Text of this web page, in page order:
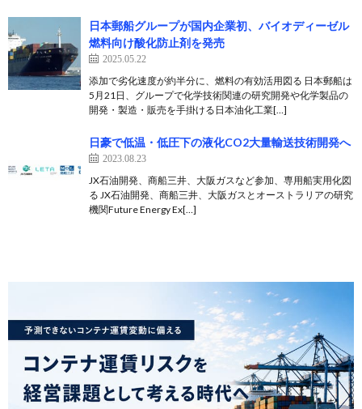
日本郵船グループが国内企業初、バイオディーゼル
燃料向け酸化防止剤を発売
2025.05.22
添加で劣化速度が約半分に、燃料の有効活用図る 日本郵船は
5月21日、グループで化学技術関連の研究開発や化学製品の
開発・製造・販売を手掛ける日本油化工業[…]
日豪で低温・低圧下の液化CO2大量輸送技術開発へ
2023.08.23
JX石油開発、商船三井、大阪ガスなど参加、専用船実用化図
る JX石油開発、商船三井、大阪ガスとオーストラリアの研究
機関Future Energy Ex[…]